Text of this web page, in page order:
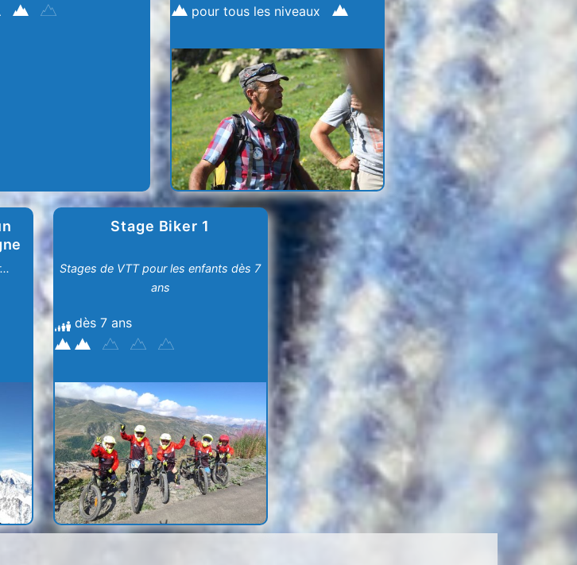
pour tous les niveaux
Stage Biker 1
Stages de VTT pour les enfants dès 7
ans
dès 7 ans